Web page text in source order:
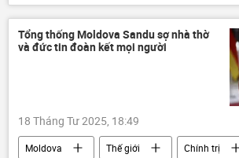
thông tin
phương Tây
lễ Phục Sinh
Phục Sinh
Israel
Quan điểm-Ý kiến
Nga
Ukraina
Tổng thống Moldova Sandu sợ nhà thờ
và đức tin đoàn kết mọi người
18 Tháng Tư 2025, 18:49
Moldova Thế giới
Chính trị